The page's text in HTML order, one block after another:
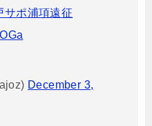
サポ浦項遠征
December 3,